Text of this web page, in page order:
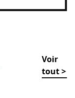
Voir
tout >